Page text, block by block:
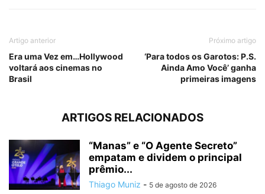
Artigo anterior
Era uma Vez em…Hollywood
voltará aos cinemas no
Brasil
Próximo artigo
‘Para todos os Garotos: P.S.
Ainda Amo Você’ ganha
primeiras imagens
ARTIGOS RELACIONADOS
“Manas” e “O Agente Secreto”
empatam e dividem o principal
prêmio...
Thiago Muniz - 5 de agosto de 2026